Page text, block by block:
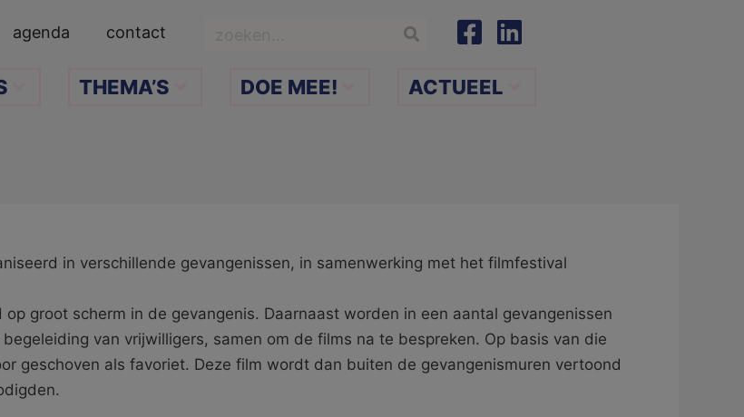
agenda contact
THEMA’S DOE MEE! ACTUEEL
in verschillende gevangenissen, in samenwerking met het filmfestival
groot scherm in de gevangenis. Daarnaast worden in een aantal gevangenissen
begeleiding van vrijwilligers, samen om de films na te bespreken. Op basis van die
geschoven als favoriet. Deze film wordt dan buiten de gevangenismuren vertoond